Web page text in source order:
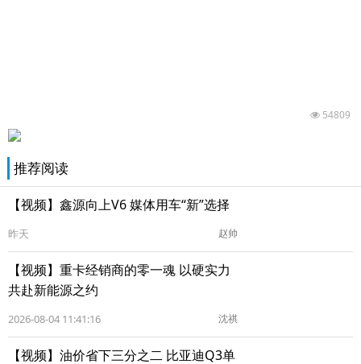
54809
推荐阅读
【视频】鑫源向上V6 媒体用车“新”选择
昨天 赵帅
【视频】重卡经销商的零一魂 以硬实力
共赴新能源之约
2026-08-04 11:41:16 沈祺
【视频】油价省下三分之二 比亚迪Q3单